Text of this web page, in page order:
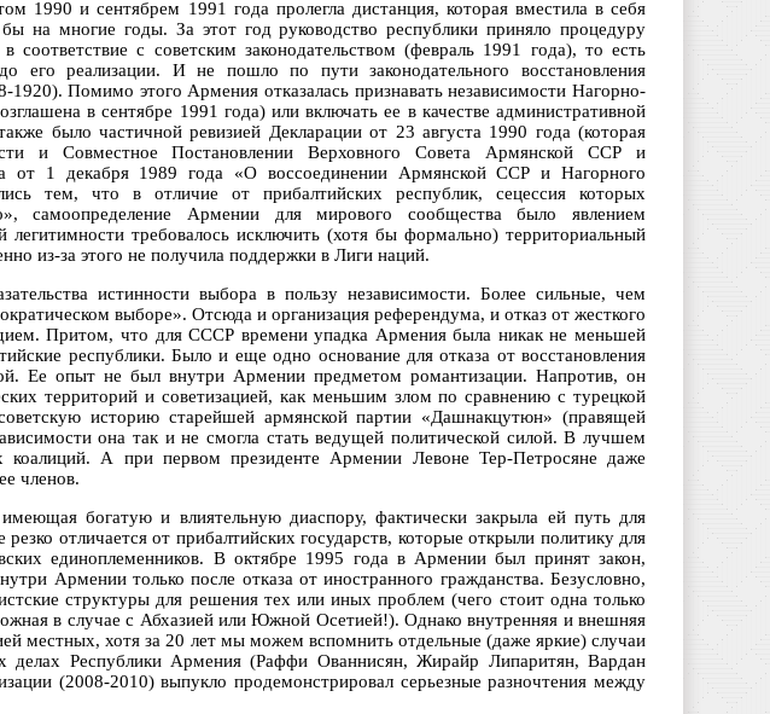
1990 и сентябрем 1991 года пролегла дистанция, которая вместила в себя
на многие годы. За этот год руководство республики приняло процедуру
соответствие с советским законодательством (февраль 1991 года), то есть
до его реализации. И не пошло по пути законодательного восстановления
Помимо этого Армения отказалась признавать независимости Нагорно-
в сентябре 1991 года) или включать ее в качестве административной
было частичной ревизией Декларации от 23 августа 1990 года (которая
и Совместное Постановлении Верховного Совета Армянской ССР и
от 1 декабря 1989 года «О воссоединении Армянской ССР и Нагорного
тем, что в отличие от прибалтийских республик, сецессия которых
самоопределение Армении для мирового сообщества было явлением
требовалось исключить (хотя бы формально) территориальный
из-за этого не получила поддержки в Лиги наций.
истинности выбора в пользу независимости. Более сильные, чем
выборе». Отсюда и организация референдума, и отказ от жесткого
Притом, что для СССР времени упадка Армения была никак не меньшей
республики. Было и еще одно основание для отказа от восстановления
Ее опыт не был внутри Армении предметом романтизации. Напротив, он
территорий и советизацией, как меньшим злом по сравнению с турецкой
историю старейшей армянской партии «Дашнакцутюн» (правящей
она так и не смогла стать ведущей политической силой. В лучшем
коалиций. А при первом президенте Армении Левоне Тер-Петросяне даже
членов.
богатую и влиятельную диаспору, фактически закрыла ей путь для
отличается от прибалтийских государств, которые открыли политику для
единоплеменников. В октябре 1995 года в Армении был принят закон,
Армении только после отказа от иностранного гражданства. Безусловно,
структуры для решения тех или иных проблем (чего стоит одна только
в случае с Абхазией или Южной Осетией!). Однако внутренняя и внешняя
местных, хотя за 20 лет мы можем вспомнить отдельные (даже яркие) случаи
делах Республики Армения (Раффи Ованнисян, Жирайр Липаритян, Вардан
(2008-2010) выпукло продемонстрировал серьезные разночтения между